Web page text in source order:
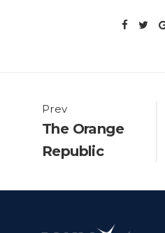
Portfolio
Prev
The Orange
Republic